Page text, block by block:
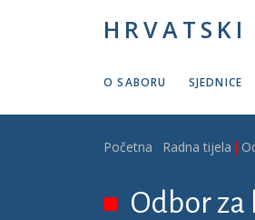
HRVATSKI
O SABORU SJEDNICE
Početna Radna tijela
Odbor